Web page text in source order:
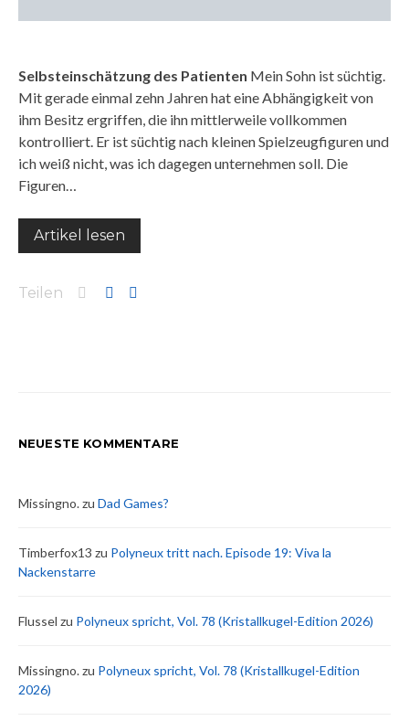
Selbsteinschätzung des Patienten Mein Sohn ist süchtig.
Mit gerade einmal zehn Jahren hat eine Abhängigkeit von
ihm Besitz ergriffen, die ihn mittlerweile vollkommen
kontrolliert. Er ist süchtig nach kleinen Spielzeugfiguren und
ich weiß nicht, was ich dagegen unternehmen soll. Die
Figuren…
Artikel lesen
Teilen
NEUESTE KOMMENTARE
Missingno.zu Dad Games?
Timberfox13 zu Polyneux tritt nach. Episode 19: Viva la
Nackenstarre
Flussel zu Polyneux spricht, Vol. 78 (Kristallkugel-Edition 2026)
Missingno.zu Polyneux spricht, Vol. 78 (Kristallkugel-Edition
2026)